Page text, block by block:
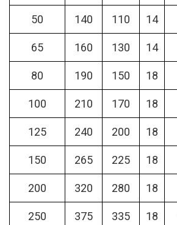
50 140 110 14
65 160 130 14
80 190 150 18
100 210 170 18
125 240 200 18
150 265 225 18
200 320 280 18
250 375 335 18